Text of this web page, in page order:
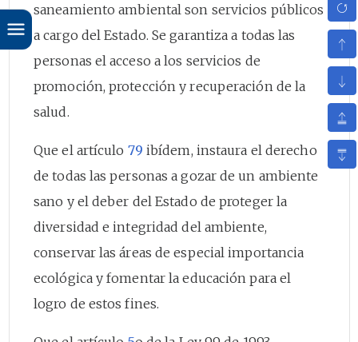
saneamiento ambiental son servicios públicos
a cargo del Estado. Se garantiza a todas las
personas el acceso a los servicios de
promoción, protección y recuperación de la
salud.
Que el artículo 79 ibídem, instaura el derecho
de todas las personas a gozar de un ambiente
sano y el deber del Estado de proteger la
diversidad e integridad del ambiente,
conservar las áreas de especial importancia
ecológica y fomentar la educación para el
logro de estos fines.